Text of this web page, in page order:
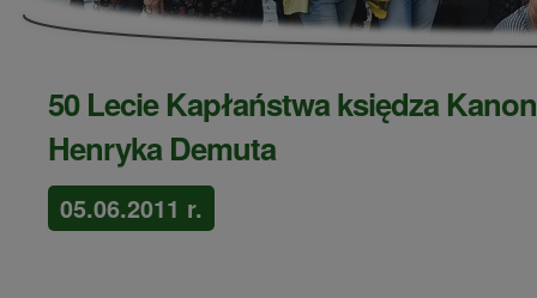
50 Lecie Kapłaństwa księdza
Henryka Demuta
05.06.2011 r.